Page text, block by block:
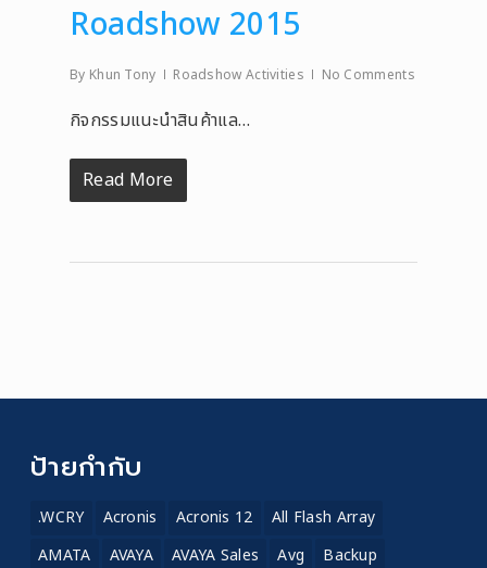
Roadshow 2015
By Khun Tony Roadshow Activities No Comments
กิจกรรมแนะนำสินค้าแล…
Read More
ป้ายกำกับ
.WCRY Acronis Acronis 12
All Flash Array
AMATA
AVAYA AVAYA Sales Avg
Backup